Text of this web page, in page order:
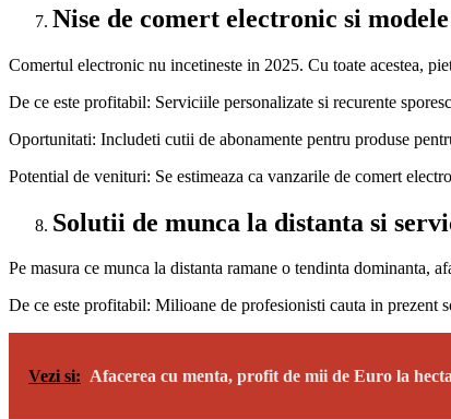
Nise de comert electronic si
Comertul electronic nu incetineste in 2025. Cu toate acestea,
De ce este profitabil: Serviciile personalizate si recurente
Oportunitati: Includeti cutii de abonamente pentru produse
Potential de venituri: Se estimeaza ca vanzarile de comert
Solutii de munca la distanta si
Pe masura ce munca la distanta ramane o tendinta dominanta,
De ce este profitabil: Milioane de profesionisti cauta in prezent
Vezi si: Afacerea cu menta, profit de mii de Euro la